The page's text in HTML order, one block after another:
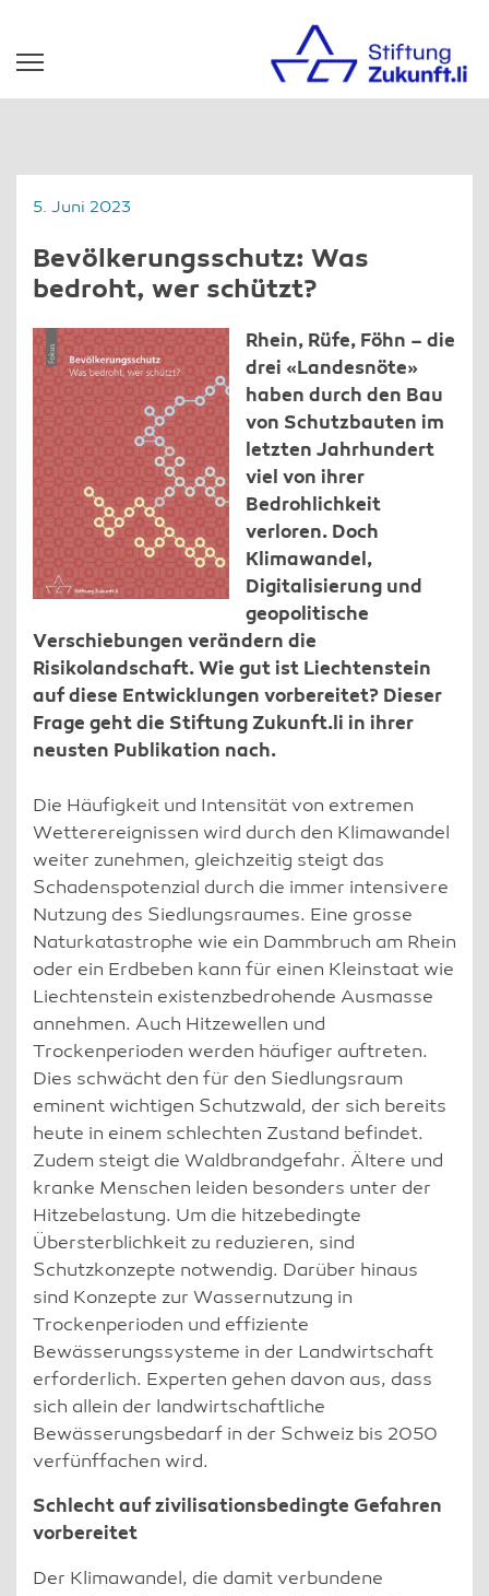
5. Juni 2023
Bevölkerungsschutz: Was
bedroht, wer schützt?
Rhein, Rüfe, Föhn – die
drei «Landesnöte»
haben durch den Bau
von Schutzbauten im
letzten Jahrhundert
viel von ihrer
Bedrohlichkeit
verloren. Doch
Klimawandel,
Digitalisierung und
geopolitische
Verschiebungen verändern die
Risikolandschaft. Wie gut ist Liechtenstein
auf diese Entwicklungen vorbereitet? Dieser
Frage geht die Stiftung Zukunft.li in ihrer
neusten Publikation nach.
Die Häufigkeit und Intensität von extremen
Wetterereignissen wird durch den Klimawandel
weiter zunehmen, gleichzeitig steigt das
Schadenspotenzial durch die immer intensivere
Nutzung des Siedlungsraumes. Eine grosse
Naturkatastrophe wie ein Dammbruch am Rhein
oder ein Erdbeben kann für einen Kleinstaat wie
Liechtenstein existenzbedrohende Ausmasse
annehmen. Auch Hitzewellen und
Trockenperioden werden häufiger auftreten.
Dies schwächt den für den Siedlungsraum
eminent wichtigen Schutzwald, der sich bereits
heute in einem schlechten Zustand befindet.
Zudem steigt die Waldbrandgefahr. Ältere und
kranke Menschen leiden besonders unter der
Hitzebelastung. Um die hitzebedingte
Übersterblichkeit zu reduzieren, sind
Schutzkonzepte notwendig. Darüber hinaus
sind Konzepte zur Wassernutzung in
Trockenperioden und effiziente
Bewässerungssysteme in der Landwirtschaft
erforderlich. Experten gehen davon aus, dass
sich allein der landwirtschaftliche
Bewässerungsbedarf in der Schweiz bis 2050
verfünffachen wird.
Schlecht auf zivilisationsbedingte Gefahren
vorbereitet
Der Klimawandel, die damit verbundene